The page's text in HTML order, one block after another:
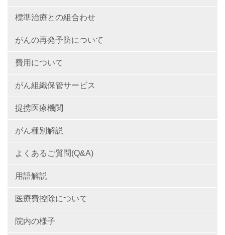
標準治療との組合わせ
がんの再発予防について
費用について
がん組織保管サービス
提携医療機関
がん種別解説
よくあるご質問(Q&A)
用語解説
医療費控除について
院内の様子